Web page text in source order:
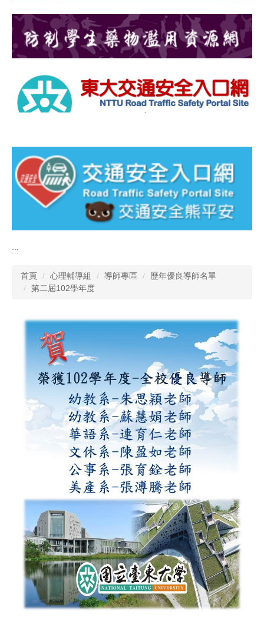
:::
首頁 心理輔導組 導師專區
歷年優良導師名單
第二屆102學年度